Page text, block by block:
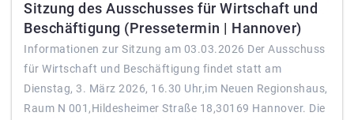
Sitzung des Ausschusses für Wirtschaft und
Beschäftigung (Pressetermin | Hannover)
Informationen zur Sitzung am 03.03.2026 Der Ausschuss
für Wirtschaft und Beschäftigung findet statt am
Dienstag, 3. März 2026, 16.30 Uhr,im Neuen Regionshaus,
Raum N 001,Hildesheimer Straße 18,30169 Hannover. Die